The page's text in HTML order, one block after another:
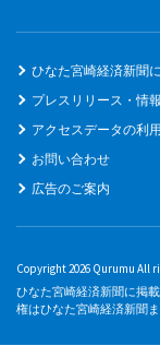
ひなた宮崎経済新聞
プレスリリース・情
アクセスデータの利
お問い合わせ
広告のご案内
Copyright 2026 Qurumu All
ひなた宮崎経済新聞に掲
権はひなた宮崎経済新聞